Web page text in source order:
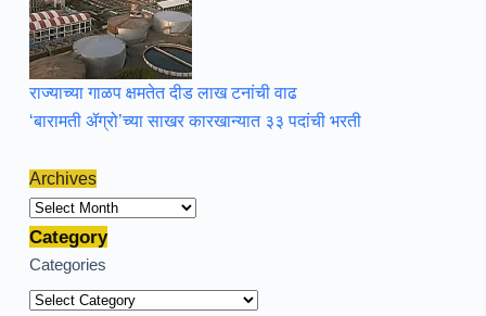
राज्याच्या गाळप क्षमतेत दीड लाख टनांची वाढ
‘बारामती ॲग्रो’च्या साखर कारखान्यात ३३ पदांची भरती
Archives
Archives
Category
Categories